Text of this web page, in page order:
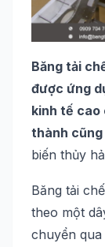
Băng tải
được ứng
kinh tế cao
thành
biến thủy
Băng tải
theo một
chuyển